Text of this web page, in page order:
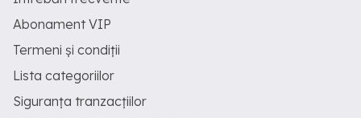
Abonament VIP
Termeni și condiții
Lista categoriilor
Siguranța tranzacțiilor